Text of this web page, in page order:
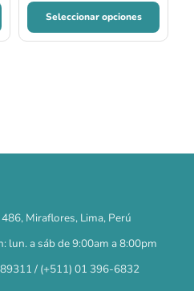
Seleccionar opciones
HORAS MIN SEG
✕
Miraflores, Lima, Perú
lun. a sáb de 9:00am a 8:00pm
/ (+511) 01 396-6832